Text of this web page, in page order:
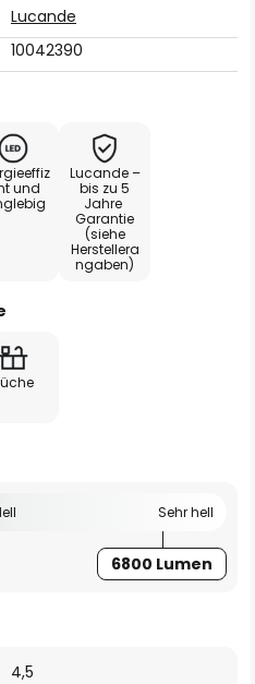
Lucande
10042390
und
Lucande –
bis zu 5
Jahre
Garantie
(siehe
Herstellera
ngaben)
Sehr hell
6800 Lumen
4,5